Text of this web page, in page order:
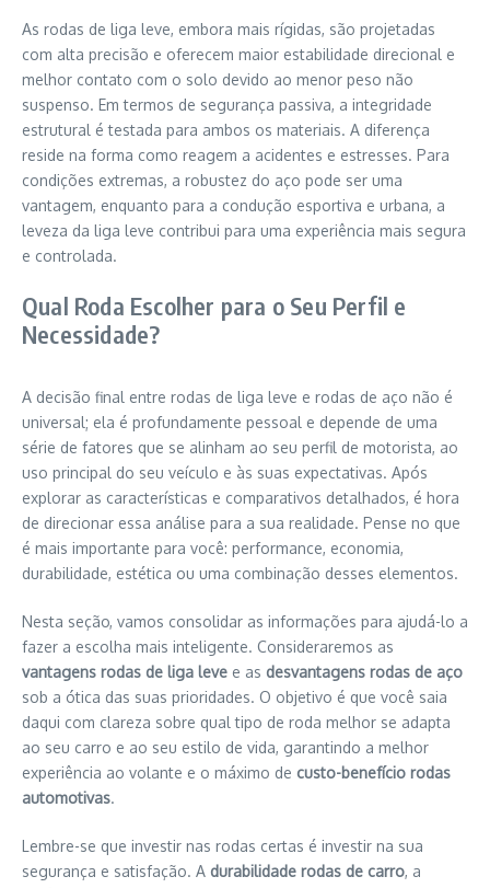
As rodas de liga leve, embora mais rígidas, são projetadas
com alta precisão e oferecem maior estabilidade direcional e
melhor contato com o solo devido ao menor peso não
suspenso. Em termos de segurança passiva, a integridade
estrutural é testada para ambos os materiais. A diferença
reside na forma como reagem a acidentes e estresses. Para
condições extremas, a robustez do aço pode ser uma
vantagem, enquanto para a condução esportiva e urbana, a
leveza da liga leve contribui para uma experiência mais segura
e controlada.
Qual Roda Escolher para o Seu Perfil e
Necessidade?
A decisão final entre rodas de liga leve e rodas de aço não é
universal; ela é profundamente pessoal e depende de uma
série de fatores que se alinham ao seu perfil de motorista, ao
uso principal do seu veículo e às suas expectativas. Após
explorar as características e comparativos detalhados, é hora
de direcionar essa análise para a sua realidade. Pense no que
é mais importante para você: performance, economia,
durabilidade, estética ou uma combinação desses elementos.
Nesta seção, vamos consolidar as informações para ajudá-lo a
fazer a escolha mais inteligente. Consideraremos as
vantagens rodas de liga leve e as desvantagens rodas de aço
sob a ótica das suas prioridades. O objetivo é que você saia
daqui com clareza sobre qual tipo de roda melhor se adapta
ao seu carro e ao seu estilo de vida, garantindo a melhor
experiência ao volante e o máximo de custo-benefício rodas
automotivas.
Lembre-se que investir nas rodas certas é investir na sua
segurança e satisfação. A durabilidade rodas de carro, a